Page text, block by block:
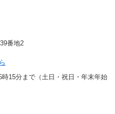
番地2
15分まで（土日・祝日・年末年始